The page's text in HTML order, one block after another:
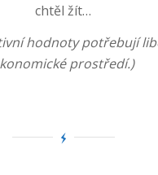
chtěl žít…
hodnoty potřebují
prostředí.)